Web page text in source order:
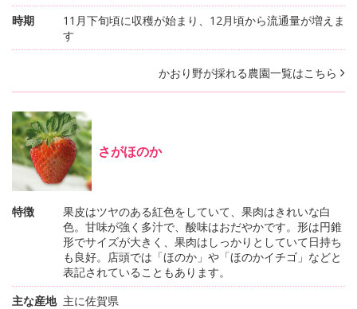
時期
11月下旬頃に収穫が始まり、12月頃から流通量が増えま
す
かおり野が採れる農園一覧はこちら
さがほのか
特徴
果皮はツヤのある紅色をしていて、果肉はきれいな白
色。甘味が強く多汁で、酸味はおだやかです。形は円錐
形でサイズが大きく、果肉はしっかりとしていて日持ち
も良好。店頭では「ほのか」や「ほのかイチゴ」などと
表記されていることもあります。
主な産地 主に佐賀県